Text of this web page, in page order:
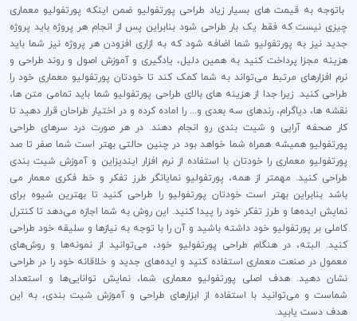
باتوجه به قیمت های بسیار زیاد طراحی پورتفولیو ضمن اینکه پورتفولیو معماری
چیزی نیست که فقط یک بار طراحی شود بنابراین پس از انجام هر پروژه باید پروژه
جدید نیز به پورتفولیو شما اضافه شود که به ازاری افزودن هر پروژه نیز شما باید
هزینه مجزا پرداخت کنید به همین دلیل، یادگیری و آموزش اصول و روند طراحی و
نرم افزارهای مرتبط می‌تواند به شما کمک کند تا خودتان پورتفولیو معماری خود را
طراحی کنید. زیرا جدا از هزینه های بالای طراحی پورتفولیو شما باید تمامی متن ها،
نقشه ها، دیاگرام، رندهای سه بعدی و... را اماده کرده و در اختیار طراحان قرار دهید تا
کار صحفه آرایی و شیت بندی رو انجام دهند. در هر صورت درد سرهای طراحی
پورتفولیو همیشه همراه شما خواهد بود در چنین حالتی بهتر است شما صفر تا صد
پورتفولیو معماری را خودتان با استفاده از نرم افزار ایندیزاین و آموزش شیت بندی
طراحی کنید. مهمتر از همه، پورتفولیو نمایانگر طرز تفکر و خط فکری معمار می
باشد بنابراین بهتر است خودتان پورتفولیو را طراحی کنید تا بهترین شیوه برای
نمایش ایده‌ها و طرز تفکر خود را پیدا کنید. این روش به شما اجازه می‌دهد تا کنترل
کاملی بر پورتفولیو خود داشته باشید و آن را با توجه به نیازها و سلیقه خود طراحی
کنید. البته، در هنگام طراحی پورتفولیو خود، می‌توانید از نمونه‌ها و روش‌های
معمول در صنعت معماری استفاده کنید و ایده‌های جدید و خلاقانه خود را در طراحی
نشان دهید. هدف اصلی پورتفولیو معماری شما، نمایش توانایی‌ها و استعداد
شماست و می‌توانید با استفاده از ابزارهای طراحی و آموزش شیت بندی، به این
هدف دست یابید.